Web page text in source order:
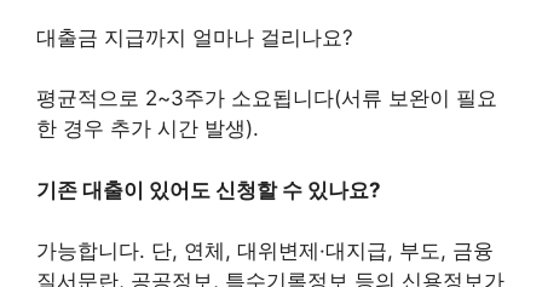
대출금 지급까지 얼마나 걸리나요?
평균적으로 2~3주가 소요됩니다(서류 보완이 필요
한 경우 추가 시간 발생).
기존 대출이 있어도 신청할 수 있나요?
가능합니다. 단, 연체, 대위변제·대지급, 부도, 금융
질서문란, 공공정보, 특수기록정보 등의 신용정보가